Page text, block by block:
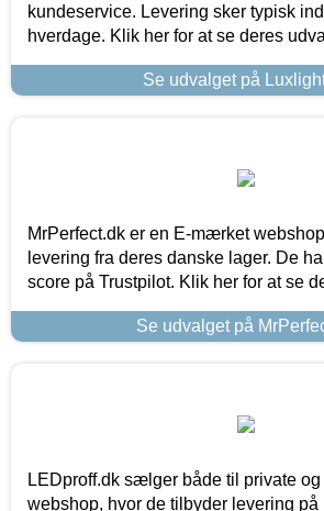
kundeservice. Levering sker typisk
hverdage. Klik her for at se deres
Se udvalget på
MrPerfect.dk er en E-mærket
levering fra deres danske lager. De
score på Trustpilot. Klik her for at se
Se udvalget på
LEDproff.dk sælger både til private
webshop, hvor de tilbyder levering